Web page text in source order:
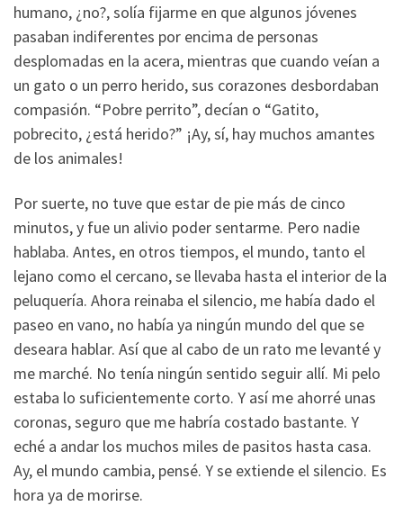
humano, ¿no?, solía fijarme en que algunos jóvenes
pasaban indiferentes por encima de personas
desplomadas en la acera, mientras que cuando veían a
un gato o un perro herido, sus corazones desbordaban
compasión. “Pobre perrito”, decían o “Gatito,
pobrecito, ¿está herido?” ¡Ay, sí, hay muchos amantes
de los animales!
Por suerte, no tuve que estar de pie más de cinco
minutos, y fue un alivio poder sentarme. Pero nadie
hablaba. Antes, en otros tiempos, el mundo, tanto el
lejano como el cercano, se llevaba hasta el interior de la
peluquería. Ahora reinaba el silencio, me había dado el
paseo en vano, no había ya ningún mundo del que se
deseara hablar. Así que al cabo de un rato me levanté y
me marché. No tenía ningún sentido seguir allí. Mi pelo
estaba lo suficientemente corto. Y así me ahorré unas
coronas, seguro que me habría costado bastante. Y
eché a andar los muchos miles de pasitos hasta casa.
Ay, el mundo cambia, pensé. Y se extiende el silencio. Es
hora ya de morirse.